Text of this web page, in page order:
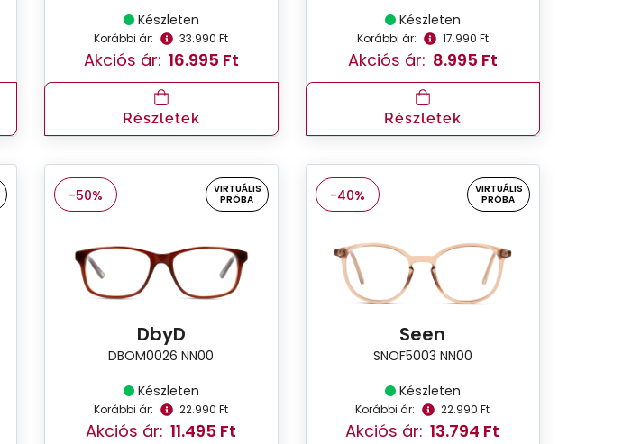
Készleten
Korábbi ár: 33.990 Ft
Akciós ár: 16.995 Ft
Részletek
Készleten
Korábbi ár: 17.990 Ft
Akciós ár: 8.995 Ft
Részletek
-50%
VIRTUÁLIS
PRÓBA
DbyD
DBOM0026 NN00
Készleten
Korábbi ár: 22.990 Ft
Akciós ár: 11.495 Ft
-40%
VIRTUÁLIS
PRÓBA
Seen
SNOF5003 NN00
Készleten
Korábbi ár: 22.990 Ft
Akciós ár: 13.794 Ft